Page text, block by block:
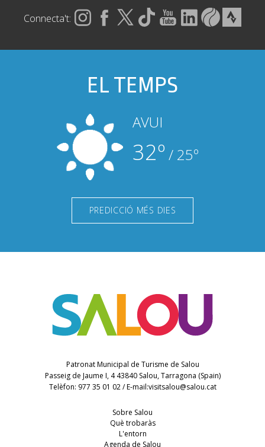
Connecta't:
EL TEMPS
AVUI
32º / 25º
PREDICCIÓ MÉS DIES
Patronat Municipal de Turisme de Salou
Passeig de Jaume I, 4 43840 Salou, Tarragona (Spain)
Telèfon: 977 35 01 02 / E-mail:visitsalou@salou.cat
Sobre Salou
Què trobaràs
L'entorn
Agenda de Salou